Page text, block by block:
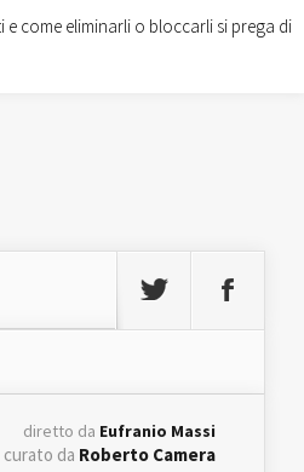
diretto da Eufranio Massi
da Roberto Camera
come eliminarli o bloccarli si prega di